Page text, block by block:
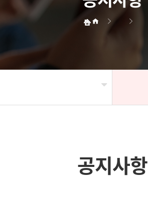
공지사항